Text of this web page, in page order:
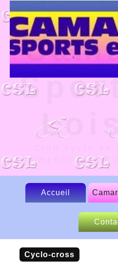
compétition
Accueil
cyclo-cross